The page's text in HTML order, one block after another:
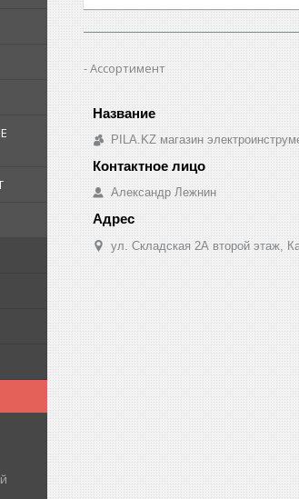
Ассортимент
PILA.KZ магазин
Александр Лежнин
ул. Складская 2А второй этаж,